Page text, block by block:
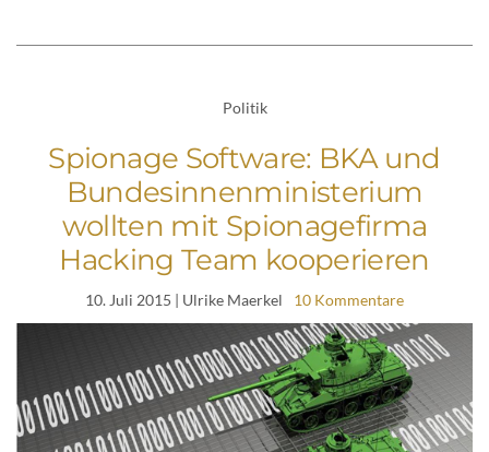
Politik
Spionage Software: BKA und
Bundesinnenministerium
wollten mit Spionagefirma
Hacking Team kooperieren
10. Juli 2015 | Ulrike Maerkel 10 Kommentare